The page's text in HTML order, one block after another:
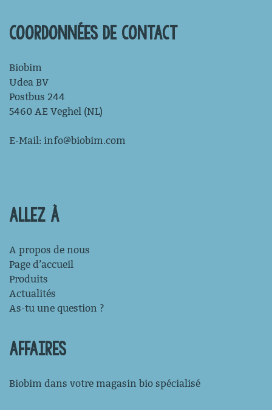
COORDONNÉES DE CONTACT
Biobim
Udea BV
Postbus 244
5460 AE Veghel (NL)
E-Mail: info@biobim.com
ALLEZ À
A propos de nous
Page d’accueil
Produits
Actualités
As-tu une question ?
AFFAIRES
Biobim dans votre magasin bio spécialisé